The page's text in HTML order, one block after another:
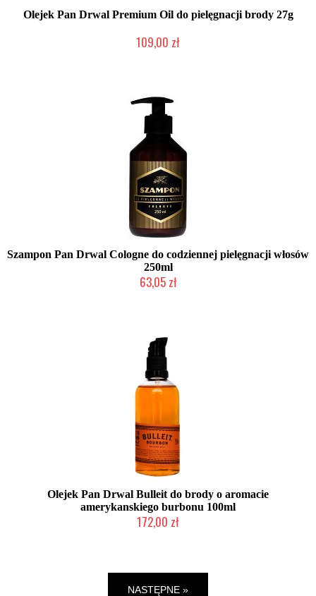
Olejek Pan Drwal Premium Oil do pielęgnacji brody 27g
109,00 zł
Szampon Pan Drwal Cologne do codziennej pielęgnacji włosów
250ml
63,05 zł
Olejek Pan Drwal Bulleit do brody o aromacie
amerykanskiego burbonu 100ml
172,00 zł
NASTĘPNE »